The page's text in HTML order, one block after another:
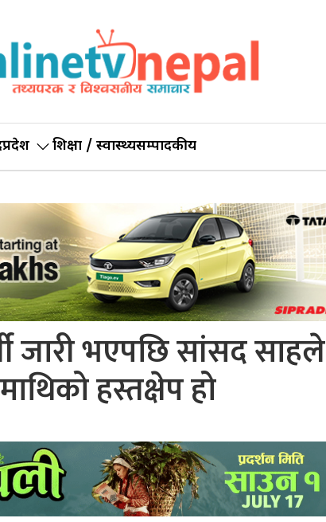
प्रदेश शिक्षा / स्वास्थ्यसम्पादकीय
जारी भएपछि सांसद साहले
हस्तक्षेप हो